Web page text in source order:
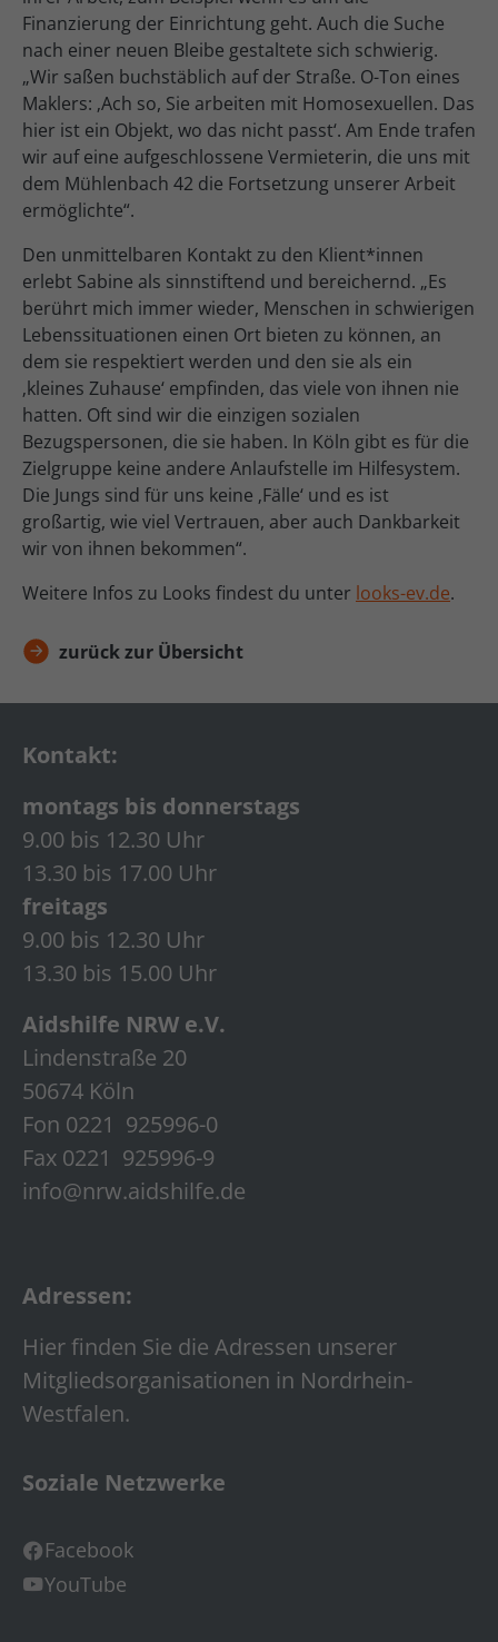
Finanzierung der Einrichtung geht. Auch die Suche
nach einer neuen Bleibe gestaltete sich schwierig.
„Wir saßen buchstäblich auf der Straße. O-Ton eines
Maklers: ‚Ach so, Sie arbeiten mit Homosexuellen. Das
hier ist ein Objekt, wo das nicht passt‘. Am Ende trafen
wir auf eine aufgeschlossene Vermieterin, die uns mit
dem Mühlenbach 42 die Fortsetzung unserer Arbeit
ermöglichte“.
Den unmittelbaren Kontakt zu den Klient*innen
erlebt Sabine als sinnstiftend und bereichernd. „Es
berührt mich immer wieder, Menschen in schwierigen
Lebenssituationen einen Ort bieten zu können, an
dem sie respektiert werden und den sie als ein
‚kleines Zuhause‘ empfinden, das viele von ihnen nie
hatten. Oft sind wir die einzigen sozialen
Bezugspersonen, die sie haben. In Köln gibt es für die
Zielgruppe keine andere Anlaufstelle im Hilfesystem.
Die Jungs sind für uns keine ‚Fälle‘ und es ist
großartig, wie viel Vertrauen, aber auch Dankbarkeit
wir von ihnen bekommen“.
Weitere Infos zu Looks findest du unter looks-ev.de.
zurück zur Übersicht
Kontakt:
montags bis donnerstags
9.00 bis 12.30 Uhr
13.30 bis 17.00 Uhr
freitags
9.00 bis 12.30 Uhr
13.30 bis 15.00 Uhr
Aidshilfe NRW e.V.
Lindenstraße 20
50674 Köln
Fon 0221 925996-0
Fax 0221 925996-9
info@nrw.aidshilfe.de
Adressen:
Hier finden Sie die Adressen unserer
Mitgliedsorganisationen in Nordrhein-
Westfalen.
Soziale Netzwerke
Facebook
YouTube